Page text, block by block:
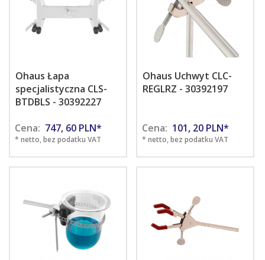
Ohaus Łapa
specjalistyczna CLS-
BTDBLS - 30392227
Cena: 747, 60 PLN*
* netto, bez podatku VAT
Ohaus Uchwyt CLC-
REGLRZ - 30392197
Cena: 101, 20 PLN*
* netto, bez podatku VAT